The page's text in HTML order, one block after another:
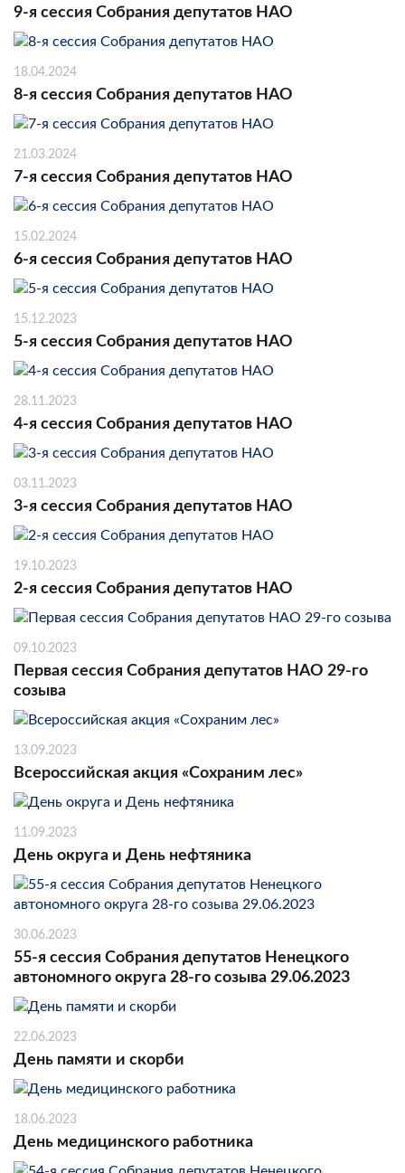
9-я сессия Собрания депутатов НАО
18.04.2024
8-я сессия Собрания депутатов НАО
21.03.2024
7-я сессия Собрания депутатов НАО
15.02.2024
6-я сессия Собрания депутатов НАО
15.12.2023
5-я сессия Собрания депутатов НАО
28.11.2023
4-я сессия Собрания депутатов НАО
03.11.2023
3-я сессия Собрания депутатов НАО
19.10.2023
2-я сессия Собрания депутатов НАО
09.10.2023
Первая сессия Собрания депутатов НАО 29-го
созыва
13.09.2023
Всероссийская акция «Сохраним лес»
11.09.2023
День округа и День нефтяника
30.06.2023
55-я сессия Собрания депутатов Ненецкого
автономного округа 28-го созыва 29.06.2023
22.06.2023
День памяти и скорби
18.06.2023
День медицинского работника